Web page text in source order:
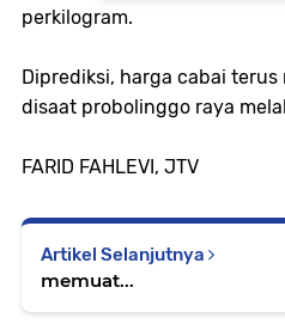
perkilogram.
Diprediksi, harga cabai
disaat probolinggo raya
FARID FAHLEVI, JTV
Artikel Selanjutnya
memuat...